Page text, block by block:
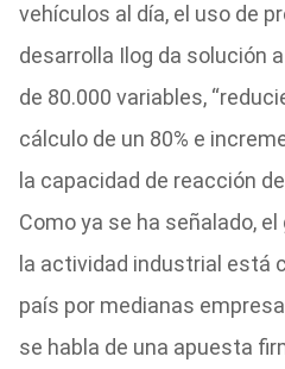
vehículos al día, el uso de
desarrolla Ilog da solución
de 80.000 variables,
cálculo de un 80% e
la capacidad de reacción
Como ya se ha señalado,
la actividad industrial está
país por medianas
se habla de una apuesta